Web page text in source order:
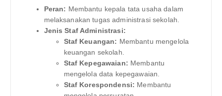
Peran: Membantu kepala tata usaha dalam
melaksanakan tugas administrasi sekolah.
Jenis Staf Administrasi:
Staf Keuangan: Membantu mengelola
keuangan sekolah.
Staf Kepegawaian: Membantu
mengelola data kepegawaian.
Staf Korespondensi: Membantu